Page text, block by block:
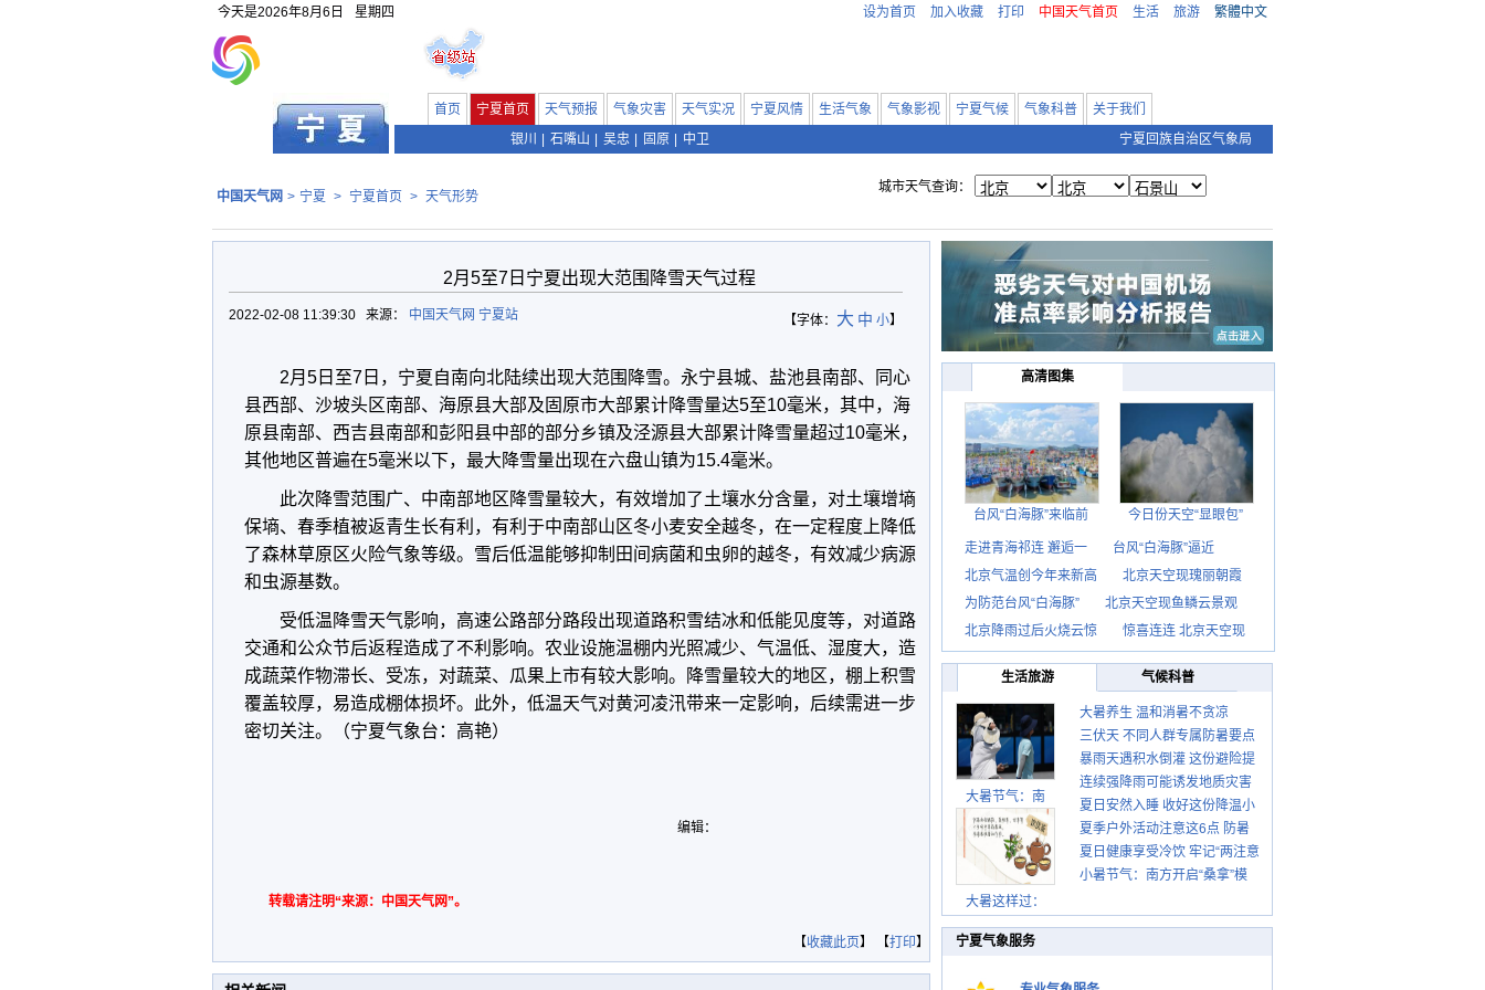
今天是2026年8月6日 星期四 设为首页 加入收藏 打印 中国天气首页 生活 旅游 繁體中文
首页 宁夏首页 天气预报 气象灾害 天气实况 宁夏风情 生活气象 气象影视 宁夏气候 气象科普
关于我们
银川
石嘴山 吴忠 固原 中卫 宁夏回族自治区气象局
中国天气网 > 宁夏 > 宁夏首页 > 天气形势
城市天气查询：
2月5至7日宁夏出现大范围降雪天气过程
【字体： 大 中 小】
2022-02-08 11:39:30 来源： 中国天气网 宁夏站
2月5日至7日，宁夏自南向北陆续出现大范围降雪。永宁县城、盐池县南部、同心
县西部、沙坡头区南部、海原县大部及固原市大部累计降雪量达5至10毫米，其中，海
原县南部、西吉县南部和彭阳县中部的部分乡镇及泾源县大部累计降雪量超过10毫米，
其他地区普遍在5毫米以下，最大降雪量出现在六盘山镇为15.4毫米。
此次降雪范围广、中南部地区降雪量较大，有效增加了土壤水分含量，对土壤增墒
保墒、春季植被返青生长有利，有利于中南部山区冬小麦安全越冬，在一定程度上降低
了森林草原区火险气象等级。雪后低温能够抑制田间病菌和虫卵的越冬，有效减少病源
和虫源基数。
受低温降雪天气影响，高速公路部分路段出现道路积雪结冰和低能见度等，对道路
交通和公众节后返程造成了不利影响。农业设施温棚内光照减少、气温低、湿度大，造
成蔬菜作物滞长、受冻，对蔬菜、瓜果上市有较大影响。降雪量较大的地区，棚上积雪
覆盖较厚，易造成棚体损坏。此外，低温天气对黄河凌汛带来一定影响，后续需进一步
密切关注。（宁夏气象台：高艳）
编辑：
转载请注明“来源：中国天气网”。
【收藏此页】 【打印】
高清图集
台风“白海豚”来临前 今日份天空“显眼包”
走进青海祁连 邂逅一
台风“白海豚”逼近
北京气温创今年来新高
北京天空现瑰丽朝霞
为防范台风“白海豚”
北京天空现鱼鳞云景观
北京降雨过后火烧云惊
惊喜连连 北京天空现
生活旅游 气候科普
大暑节气：南
大暑这样过：
大暑养生 温和消暑不贪凉
三伏天 不同人群专属防暑要点
请收好
暴雨天遇积水倒灌 这份避险提
示请收好
连续强降雨可能诱发地质灾害
这些前兆要知道
夏日安然入睡 收好这份降温小
贴士
夏季户外活动注意这6点 防暑
健身两不误
夏日健康享受冷饮 牢记“两注意
一控制”
小暑节气：南方开启“桑拿”模
宁夏气象服务